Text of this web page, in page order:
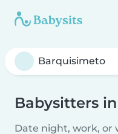
Babysitters
Date night, work, or